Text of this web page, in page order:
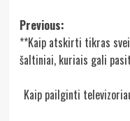
Post
navigation
Previous:
**Kaip atskirti tikras
šaltiniai, kuriais gali
Kaip pailginti